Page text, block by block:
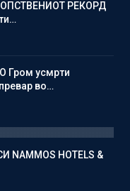
РЕКОРД
Гром усмрти
во…
NAMMOS HOTELS &